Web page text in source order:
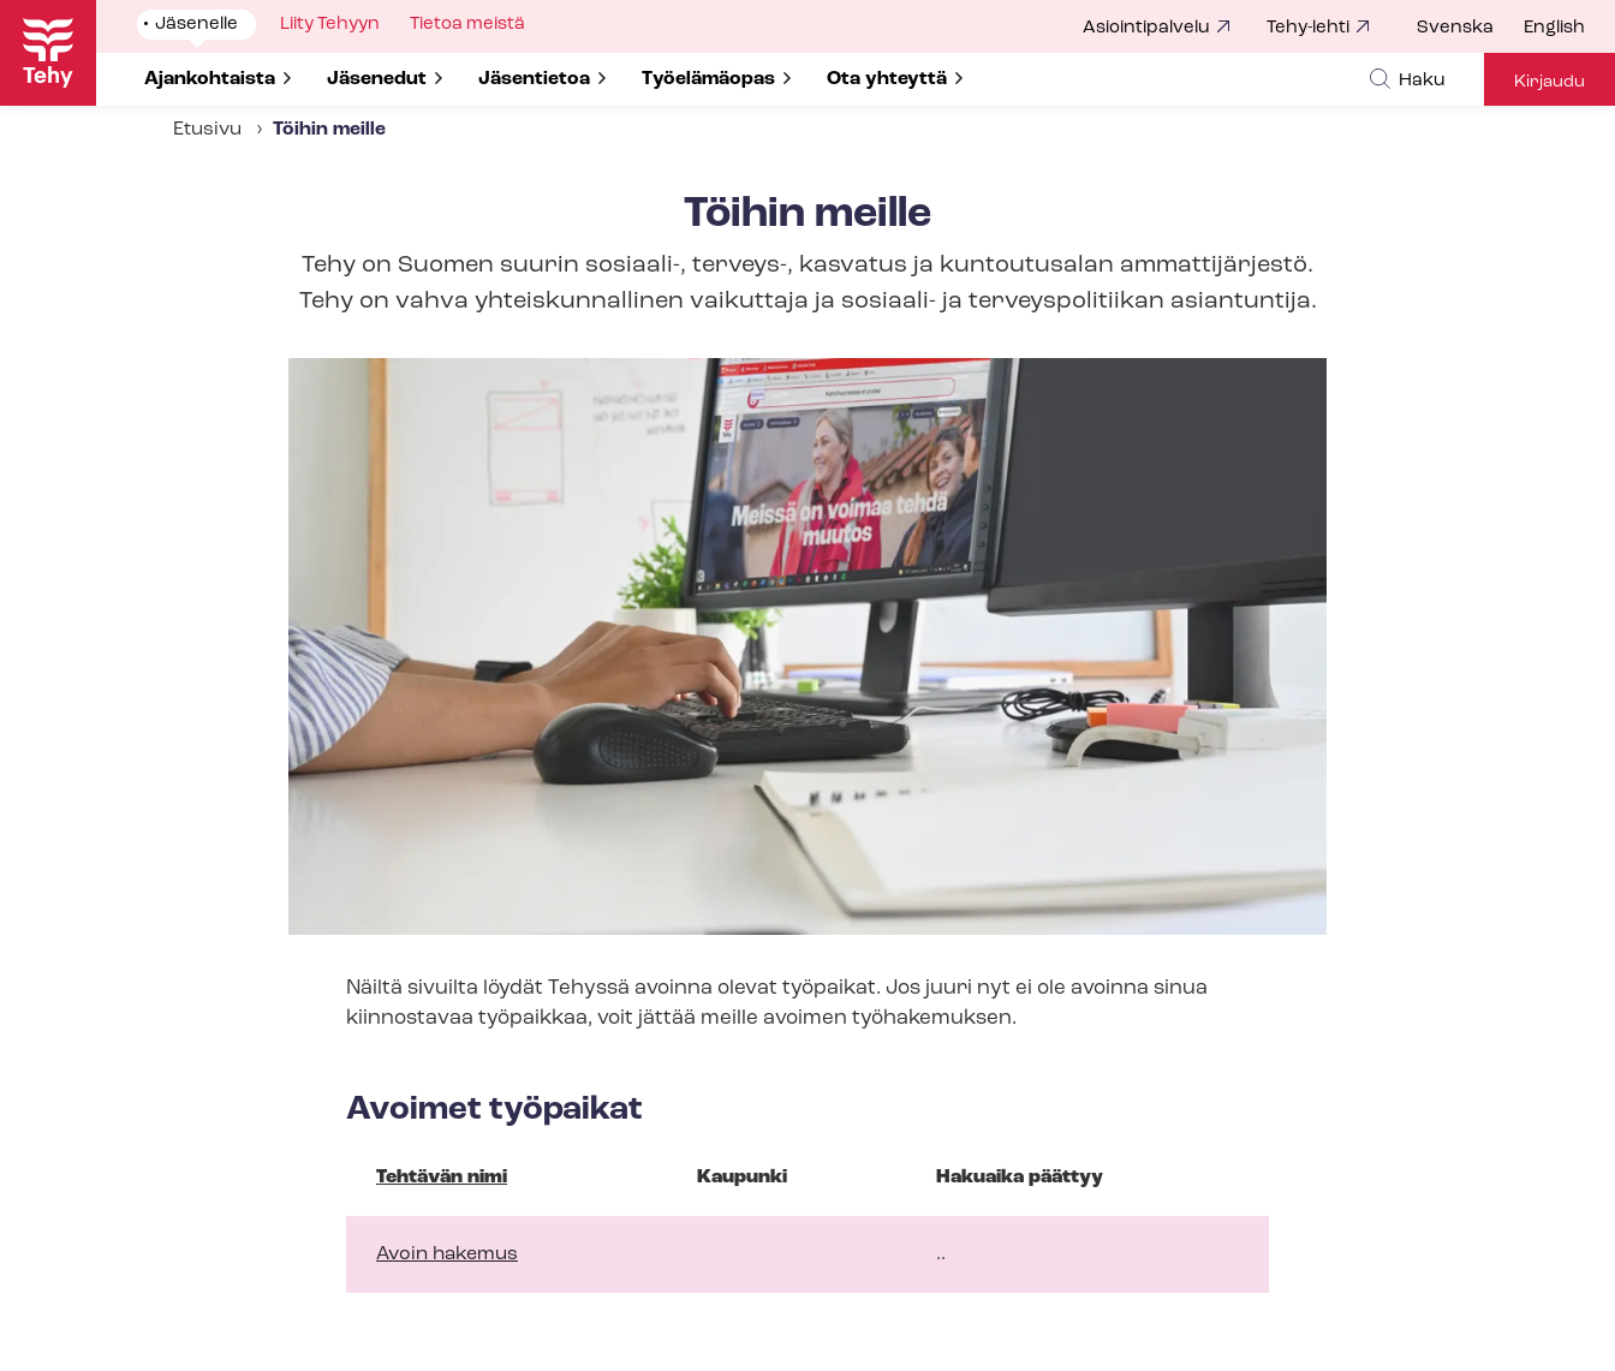
Hyppää
pääsisältöön
Show
submenu
Jäsenelle
Show submenu for
Ajankohtaista Show submenu for
Jäsenedut Show submenu for
Jäsentietoa Show submenu for
Työelämäopas Show submenu for
Ota yhteyttä
Show
Liity Tehyyn
Show
Tietoa meistä Asiointipalvelu Tehy-lehti Svenska English
Haku Kirjaudu
Etusivu Töihin meille
Töihin meille
Tehy on Suomen suurin sosiaali-, terveys-, kasvatus ja kuntoutusalan ammattijärjestö.
Tehy on vahva yhteiskunnallinen vaikuttaja ja sosiaali- ja terveyspolitiikan asiantuntija.
Näiltä sivuilta löydät Tehyssä avoinna olevat työpaikat. Jos juuri nyt ei ole avoinna sinua
kiinnostavaa työpaikkaa, voit jättää meille avoimen työhakemuksen.
Avoimet työpaikat
Tehtävän nimi Kaupunki Hakuaika päättyy
Avoin hakemus ..